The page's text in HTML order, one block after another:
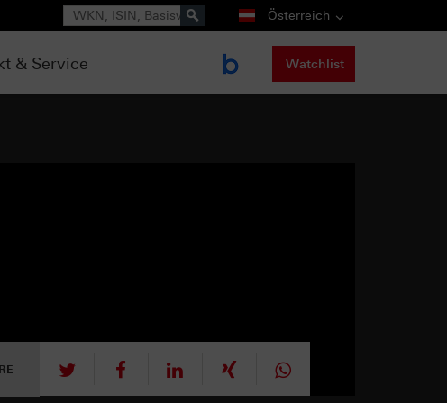
Suche Österreich
& Service Watchlist
tweet mitteilen